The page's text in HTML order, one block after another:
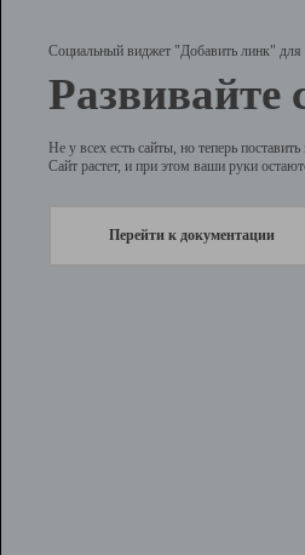
Социальный виджет "Добавить линк" для
Развивайте
Не у всех есть сайты, но теперь
Сайт растет, и при этом ваши руки
Перейти к документации